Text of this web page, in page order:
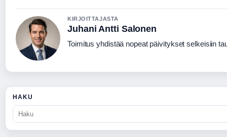
KIRJOITTAJASTA
Juhani Antti Salonen
Toimitus yhdistää nopeat päivitykset selkeisiin
HAKU